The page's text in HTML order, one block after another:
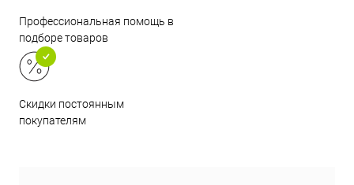
Профессиональная помощь в
подборе товаров
Скидки постоянным
покупателям